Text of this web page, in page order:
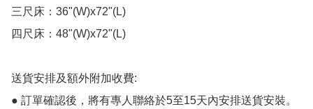
三尺床：36"(W)x72"(L)
四尺床：48"(W)x72"(L)
送貨安排及額外附加收費:
● 訂單確認後，將有專人聯絡於5至15天內安排送貨安裝。